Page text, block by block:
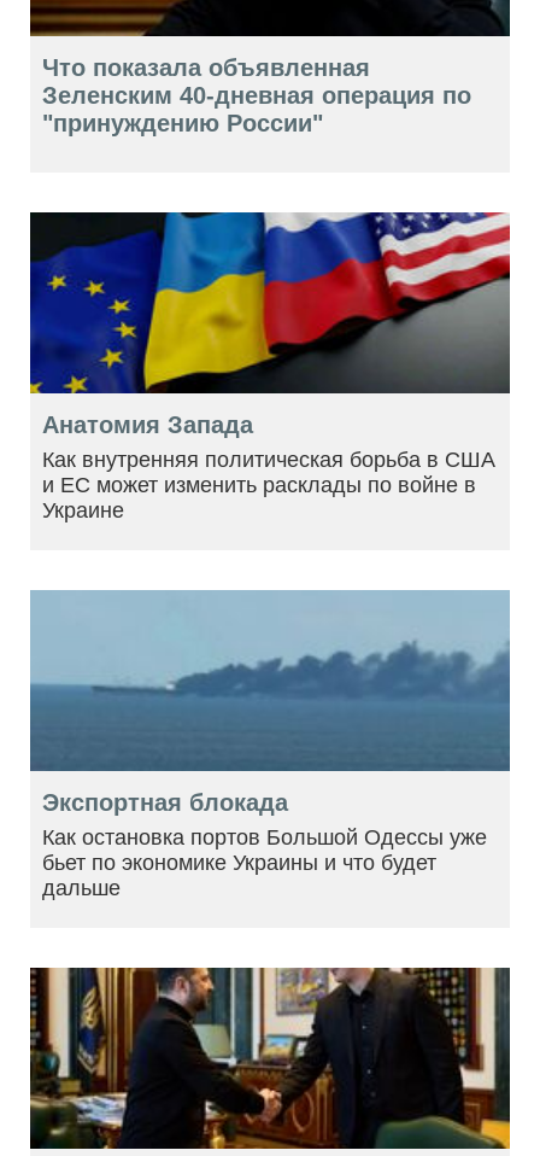
Что показала объявленная
Зеленским 40-дневная операция по
"принуждению России"
Анатомия Запада
Как внутренняя политическая борьба в США
и ЕС может изменить расклады по войне в
Украине
Экспортная блокада
Как остановка портов Большой Одессы уже
бьет по экономике Украины и что будет
дальше